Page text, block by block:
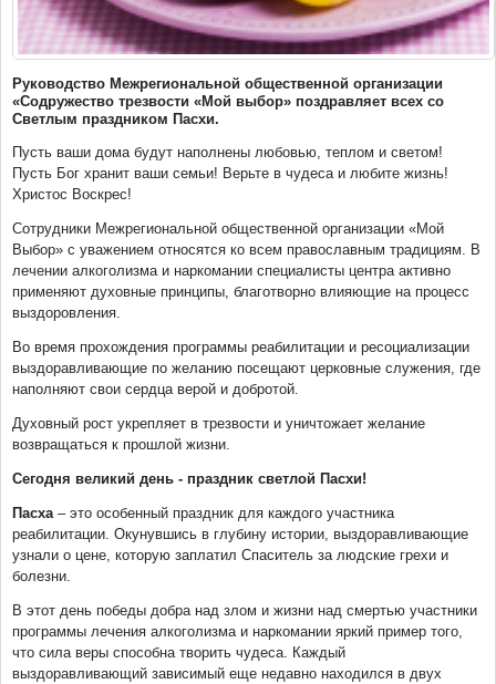
Руководство Межрегиональной общественной организации
«Содружество трезвости «Мой выбор» поздравляет всех со
Светлым праздником Пасхи.
Пусть ваши дома будут наполнены любовью, теплом и светом!
Пусть Бог хранит ваши семьи! Верьте в чудеса и любите жизнь!
Христос Воскрес!
Сотрудники Межрегиональной общественной организации «Мой
Выбор» с уважением относятся ко всем православным традициям. В
лечении алкоголизма и наркомании специалисты центра активно
применяют духовные принципы, благотворно влияющие на процесс
выздоровления.
Во время прохождения программы реабилитации и ресоциализации
выздоравливающие по желанию посещают церковные служения, где
наполняют свои сердца верой и добротой.
Духовный рост укрепляет в трезвости и уничтожает желание
возвращаться к прошлой жизни.
Сегодня великий день - праздник светлой Пасхи!
Пасха– это особенный праздник для каждого участника
реабилитации. Окунувшись в глубину истории, выздоравливающие
узнали о цене, которую заплатил Спаситель за людские грехи и
болезни.
В этот день победы добра над злом и жизни над смертью участники
программы лечения алкоголизма и наркомании яркий пример того,
что сила веры способна творить чудеса. Каждый
выздоравливающий зависимый еще недавно находился в двух